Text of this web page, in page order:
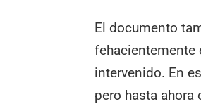
El documento
fehacientemente
intervenido. En
pero hasta